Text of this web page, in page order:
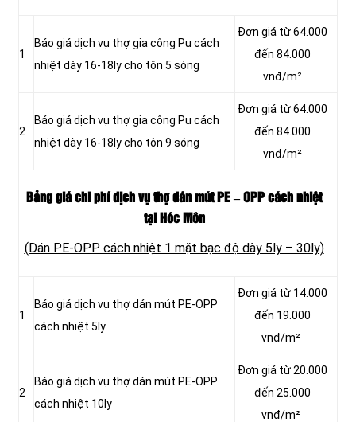
1
Báo giá dịch vụ thợ gia công Pu cách
nhiệt dày 16-18ly cho tôn 5 sóng
Đơn giá từ 64.000
đến 84.000
vnđ/m²
2
Báo giá dịch vụ thợ gia công Pu cách
nhiệt dày 16-18ly cho tôn 9 sóng
Đơn giá từ 64.000
đến 84.000
vnđ/m²
Bảng giá chi phí dịch vụ thợ dán mút PE – OPP cách nhiệt
tại Hóc Môn
(Dán PE-OPP cách nhiệt 1 mặt bạc độ dày 5ly – 30ly)
1
Báo giá dịch vụ thợ dán mút PE-OPP
cách nhiệt 5ly
Đơn giá từ 14.000
đến 19.000
vnđ/m²
2
Báo giá dịch vụ thợ dán mút PE-OPP
cách nhiệt 10ly
Đơn giá từ 20.000
đến 25.000
vnđ/m²